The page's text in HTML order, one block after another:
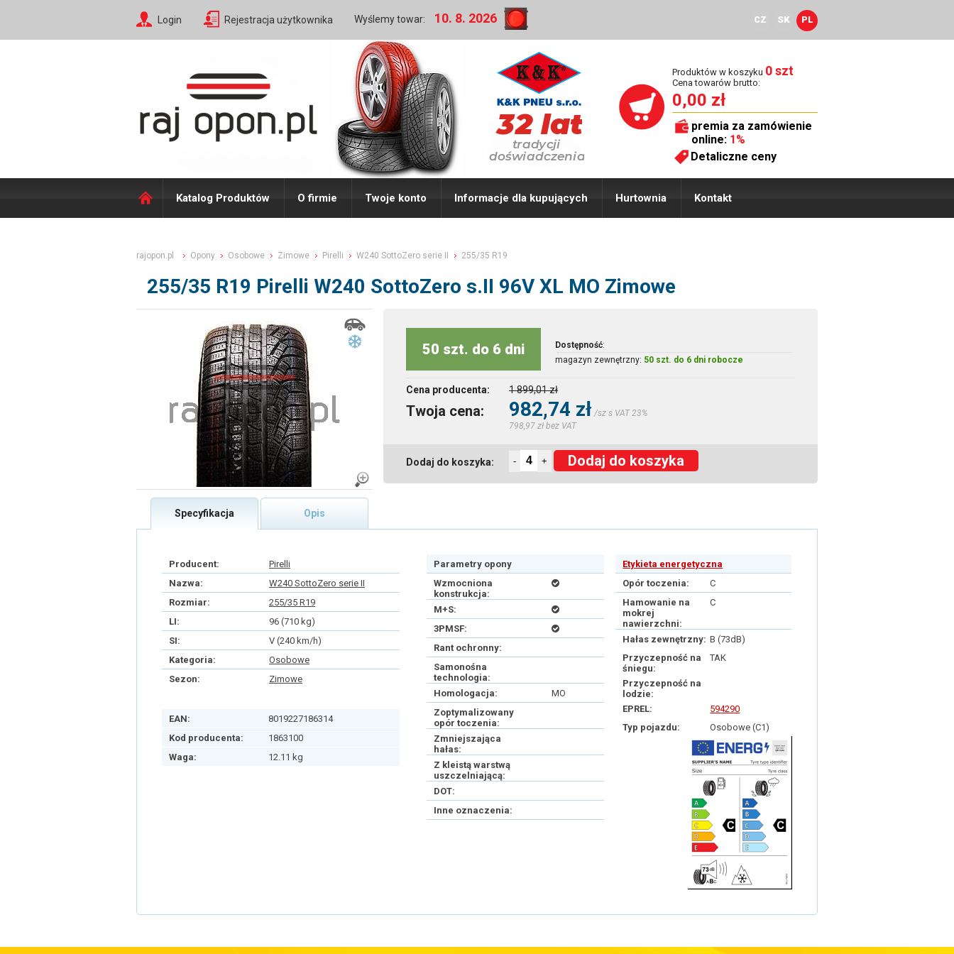
Login Rejestracja użytkownika Wyślemy towar: 10. 8. 2026 CZ SK PL
Produktów w koszyku 0 szt
Cena towarów brutto:
0,00 zł
premia za zamówienie
online: 1%
Detaliczne ceny
Katalog Produktów O firmie Twoje konto Informacje dla kupujących Hurtownia Kontakt
rajopon.pl Opony Osobowe Zimowe Pirelli W240 SottoZero serie II 255/35 R19
255/35 R19 Pirelli W240 SottoZero s.II 96V XL MO Zimowe
50 szt. do 6 dni Dostępność:
magazyn zewnętrzny: 50 szt. do 6 dni robocze
Cena producenta: 1 899,01 zł
Twoja cena: 982,74 zł /sz s VAT 23%
798,97 zł bez VAT
Dodaj do koszyka: - + Dodaj do koszyka
Specyfikacja Opis
Producent:
Pirelli
Nazwa:
W240 SottoZero serie II
Rozmiar:
255/35 R19
LI:
96 (710 kg)
SI:
V (240 km/h)
Kategoria:
Osobowe
Sezon:
Zimowe
EAN:
8019227186314
Kod producenta:
1863100
Waga:
12.11 kg
Parametry opony
Wzmocniona
konstrukcja:
M+S:
3PMSF:
Rant ochronny:
Samonośna
technologia:
Homologacja:
MO
Zoptymalizowany
opór toczenia:
Zmniejszająca
hałas:
Z kleistą warstwą
uszczelniającą:
DOT:
Inne oznaczenia:
Etykieta energetyczna
Opór toczenia:
C
Hamowanie na
mokrej
nawierzchni:
C
Hałas zewnętrzny: B (73dB)
Przyczepność na
śniegu:
TAK
Przyczepność na
lodzie:
EPREL:
594290
Typ pojazdu:
Osobowe (C1)